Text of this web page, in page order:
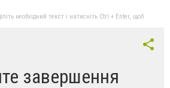
необхідний текст і натисніть Ctrl + Enter, щоб
завершення